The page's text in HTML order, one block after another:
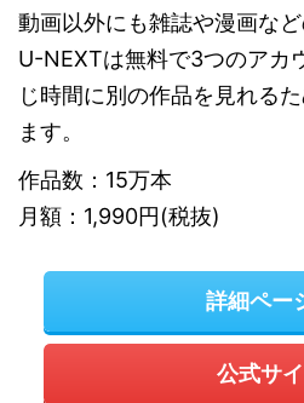
動画以外にも雑誌や漫画など
U-NEXTは無料で3つのアカ
じ時間に別の作品を見れる
ます。
作品数：15万本
月額：1,990円(税抜)
詳細ペー
公式サ